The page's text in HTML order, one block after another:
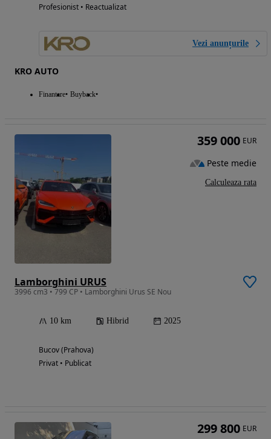
Profesionist • Reactualizat
Vezi anunțurile
KRO AUTO
Finantare Buyback
Lamborghini URUS
3996 cm3 • 799 CP • Lamborghini Urus SE Nou
10 km Hibrid 2025
Bucov (Prahova)
Privat • Publicat
359 000 EUR
Peste medie
Calculeaza rata
299 800 EUR